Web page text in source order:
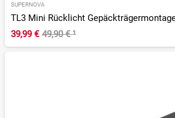
SUPERNOVA
TL3 Mini Rücklicht
39,99 € 49,90 €¹